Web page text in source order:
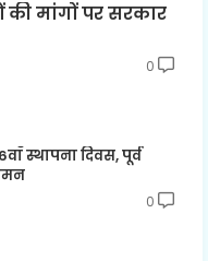
मांगों पर सरकार
0
स्थापना दिवस, पूर्व
0